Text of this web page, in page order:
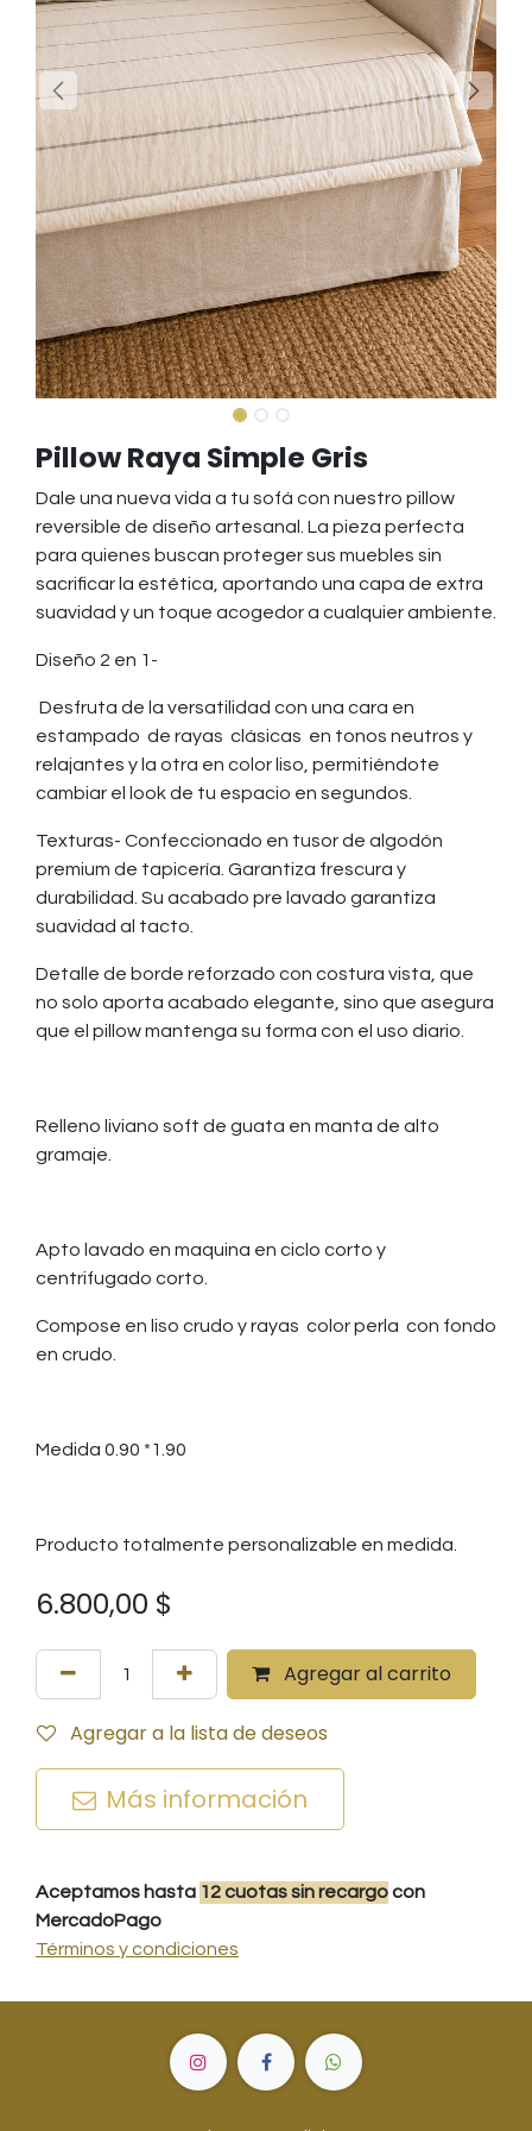
Pillow Raya Simple Gris
Dale una nueva vida a tu sofá con nuestro pillow
reversible de diseño artesanal. La pieza perfecta
para quienes buscan proteger sus muebles sin
sacrificar la estética, aportando una capa de extra
suavidad y un toque acogedor a cualquier ambiente.
Diseño 2 en 1-
Desfruta de la versatilidad con una cara en
estampado de rayas clásicas en tonos neutros y
relajantes y la otra en color liso, permitiéndote
cambiar el look de tu espacio en segundos.
Texturas- Confeccionado en tusor de algodón
premium de tapicería. Garantiza frescura y
durabilidad. Su acabado pre lavado garantiza
suavidad al tacto.
Detalle de borde reforzado con costura vista, que
no solo aporta acabado elegante, sino que asegura
que el pillow mantenga su forma con el uso diario.
Relleno liviano soft de guata en manta de alto
gramaje.
Apto lavado en maquina en ciclo corto y
centrifugado corto.
Compose en liso crudo y rayas color perla con fondo
en crudo.
Medida 0.90 *1.90
Producto totalmente personalizable en medida.
6.800,00 $
Agregar al carrito
Agregar a la lista de deseos
Más información
Aceptamos hasta 12cuotassin recargocon
MercadoPago
Términos y condiciones